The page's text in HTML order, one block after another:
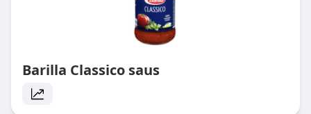
Barilla Classico saus